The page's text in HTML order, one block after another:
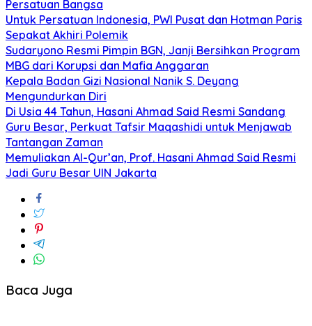
Persatuan Bangsa
Untuk Persatuan Indonesia, PWI Pusat dan Hotman Paris
Sepakat Akhiri Polemik
Sudaryono Resmi Pimpin BGN, Janji Bersihkan Program
MBG dari Korupsi dan Mafia Anggaran
Kepala Badan Gizi Nasional Nanik S. Deyang
Mengundurkan Diri
Di Usia 44 Tahun, Hasani Ahmad Said Resmi Sandang
Guru Besar, Perkuat Tafsir Maqashidi untuk Menjawab
Tantangan Zaman
Memuliakan Al-Qur’an, Prof. Hasani Ahmad Said Resmi
Jadi Guru Besar UIN Jakarta
Baca Juga